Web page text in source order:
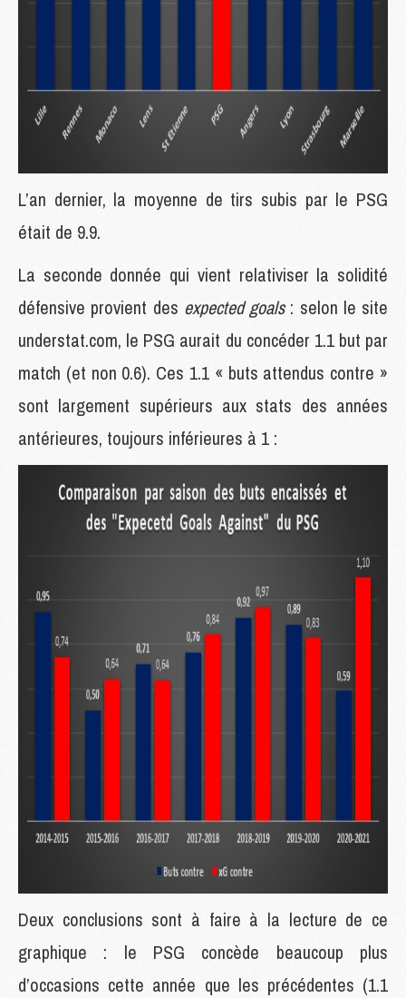
L’an dernier, la moyenne de tirs subis par le PSG
était de 9.9.
La seconde donnée qui vient relativiser la solidité
défensive provient des expected goals: selon le site
understat.com, le PSG aurait du concéder 1.1 but par
match (et non 0.6). Ces 1.1 « buts attendus contre »
sont largement supérieurs aux stats des années
antérieures, toujours inférieures à 1 :
Deux conclusions sont à faire à la lecture de ce
graphique : le PSG concède beaucoup plus
d’occasions cette année que les précédentes (1.1